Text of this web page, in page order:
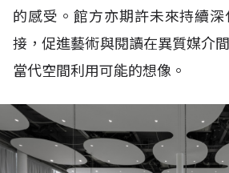
的感受。館方亦期許未來持續
接，促進藝術與閱讀在異質媒介
當代空間利用可能的想像。